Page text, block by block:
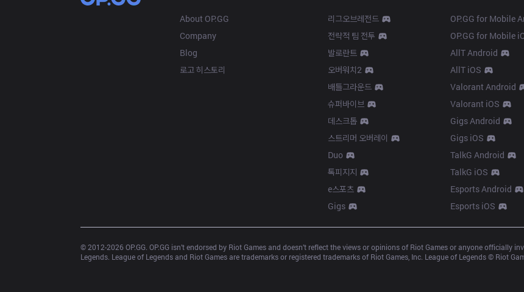
About OP.GG
Company
Blog
로고 히스토리
리그오브레전드
전략적 팀 전투
발로란트
오버워치2
배틀그라운드
슈퍼바이브
데스크톱
스트리머 오버레이
Duo
톡피지지
e스포츠
Gigs
OP.GG for Mobile
OP.GG for Mobile
AllT Android
AllT iOS
Valorant Android
Valorant iOS
Gigs Android
Gigs iOS
TalkG Android
TalkG iOS
Esports Android
Esports iOS
© 2012-2026 OP.GG. OP.GG isn’t endorsed by Riot Games and doesn’t reflect the views or opinions of Riot Games or anyone officially
Legends. League of Legends and Riot Games are trademarks or registered trademarks of Riot Games, Inc. League of Legends © Riot